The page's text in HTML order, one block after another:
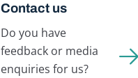
Contact us
Do you have
feedback or media
enquiries for us?